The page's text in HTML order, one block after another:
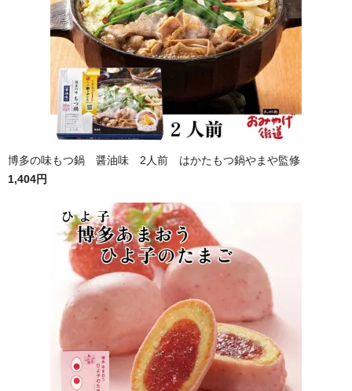
博多の味もつ鍋 醤油味 2人前 はかたもつ鍋やまや監修
1,404円